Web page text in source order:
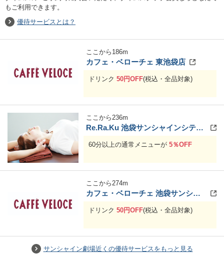
もご利用できます。
優待サービスとは？
ここから 186m
カフェ・ベローチェ 東池袋店
ドリンク 50円OFF(税込・全品対象)
ここから236m
Re.Ra.Ku 池袋サンシャインシティアルパ店
60分以上の通常メニューが 5％OFF
ここから274m
カフェ・ベローチェ 池袋サンシャイン前店
ドリンク 50円OFF(税込・全品対象)
サンシャイン劇場近くの優待サービスをもっと見る